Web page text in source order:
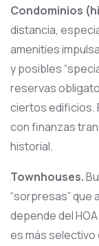
Condominios
distancia,
amenities
y posibles
reservas
ciertos edificios.
con finanzas
historial.
Townhouses.
“sorpresas” que
depende del
es más selectivo